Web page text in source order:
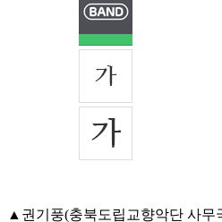
▲권기풍(충북도립교향악단 사무